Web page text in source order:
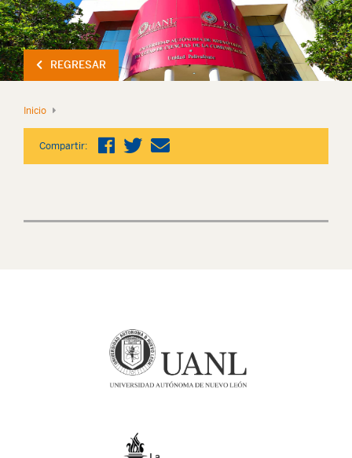
REGRESAR
Inicio
Compartir: